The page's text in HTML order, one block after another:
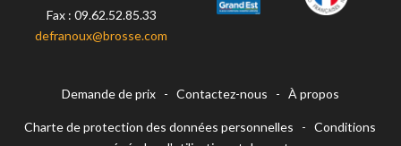
Fax : 09.62.52.85.33
defranoux@brosse.com
Demande de prix- Contactez-nous - À propos
Charte de protection des données personnelles -Conditions